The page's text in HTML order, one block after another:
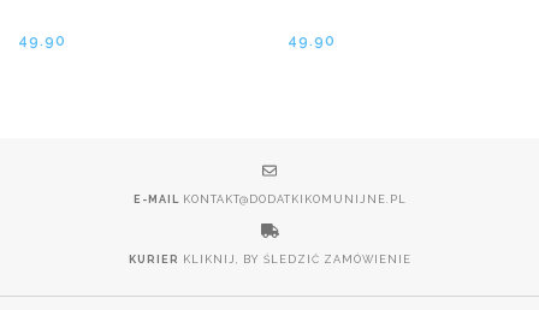
49.90 49.90
E-MAIL KONTAKT@DODATKIKOMUNIJNE.PL
KURIER KLIKNIJ, BY ŚLEDZIĆ ZAMÓWIENIE